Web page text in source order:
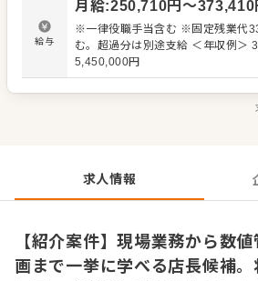
は、会社のルールやインセンティブ
ちと共に考案するなど、会社作り
躍できる環境です。（355文字） ＜おすすめポイント＞ 入
社後3ヶ月で現場業務を習得し、6
ィブ構築にも関わることができ、
給与
月給:250,710円〜373,410
※一律役職手当含む ※固定残業代
む。超過分は別途支給 ＜年収例＞ 3,500,000円～
5,450,000円
求人情報
【紹介案件】現場業務から数
画まで一挙に学べる店長候補